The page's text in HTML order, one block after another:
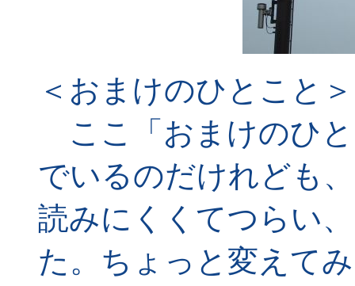
＜おまけのひとこと＞
ここ「おまけのひ
でいるのだけれども
読みにくくてつらい
た。ちょっと変えて